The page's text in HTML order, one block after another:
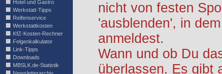
Hotel und Gastro
Werkstatt-Tipps
Reifenservice
Werkstattkosten
KfZ-Kosten-Rechner
Felgenkalkulator
Link-Tipps
Downloads
MBSLK.de-Statistik
nicht von festen
'ausblenden', in
anmeldest.
Wann und ob Du
überlassen. Es gibt